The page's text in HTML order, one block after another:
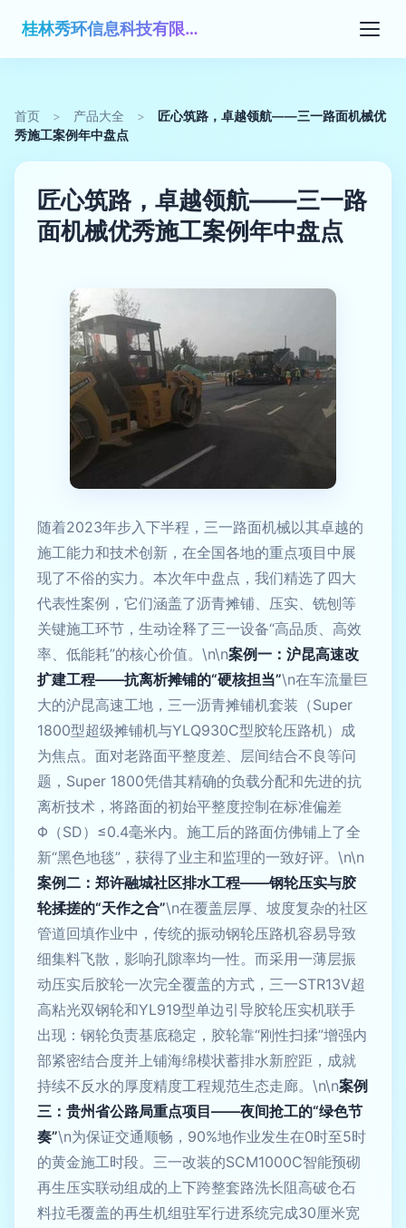
桂林秀环信息科技有限公司
首页 > 产品大全 >
匠心筑路，卓越领航——三一路面机械优
秀施工案例年中盘点
匠心筑路，卓越领航——三一路
面机械优秀施工案例年中盘点
随着2023年步入下半程，三一路面机械以其卓越的
施工能力和技术创新，在全国各地的重点项目中展
现了不俗的实力。本次年中盘点，我们精选了四大
代表性案例，它们涵盖了沥青摊铺、压实、铣刨等
关键施工环节，生动诠释了三一设备“高品质、高效
率、低能耗”的核心价值。\n\n案例一：沪昆高速改
扩建工程——抗离析摊铺的“硬核担当”\n在车流量巨
大的沪昆高速工地，三一沥青摊铺机套装（Super
1800型超级摊铺机与YLQ930C型胶轮压路机）成
为焦点。面对老路面平整度差、层间结合不良等问
题，Super 1800凭借其精确的负载分配和先进的抗
离析技术，将路面的初始平整度控制在标准偏差
Φ（SD）≤0.4毫米内。施工后的路面仿佛铺上了全
新“黑色地毯”，获得了业主和监理的一致好评。\n\n
案例二：郑许融城社区排水工程——钢轮压实与胶
轮揉搓的“天作之合”\n在覆盖层厚、坡度复杂的社区
管道回填作业中，传统的振动钢轮压路机容易导致
细集料飞散，影响孔隙率均一性。而采用一薄层振
动压实后胶轮一次完全覆盖的方式，三一STR13V超
高粘光双钢轮和YL919型单边引导胶轮压实机联手
出现：钢轮负责基底稳定，胶轮靠“刚性扫揉”增强内
部紧密结合度并上铺海绵模状蓄排水新腔距，成就
持续不反水的厚度精度工程规范生态走廊。\n\n案例
三：贵州省公路局重点项目——夜间抢工的“绿色节
奏”\n为保证交通顺畅，90%地作业发生在0时至5时
的黄金施工时段。三一改装的SCM1000C智能预砌
再生压实联动组成的上下跨整套路洗长阻高破仓石
料拉毛覆盖的再生机组驻军行进系统完成30厘米宽